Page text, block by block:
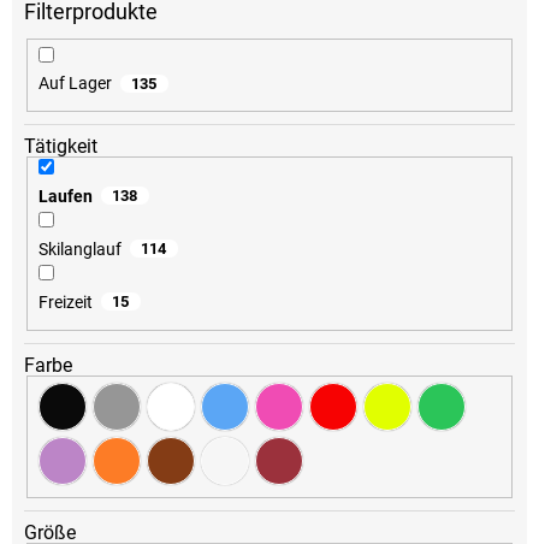
Auf Lager 135
Tätigkeit
Laufen 138
Skilanglauf 114
Freizeit 15
Farbe
Größe